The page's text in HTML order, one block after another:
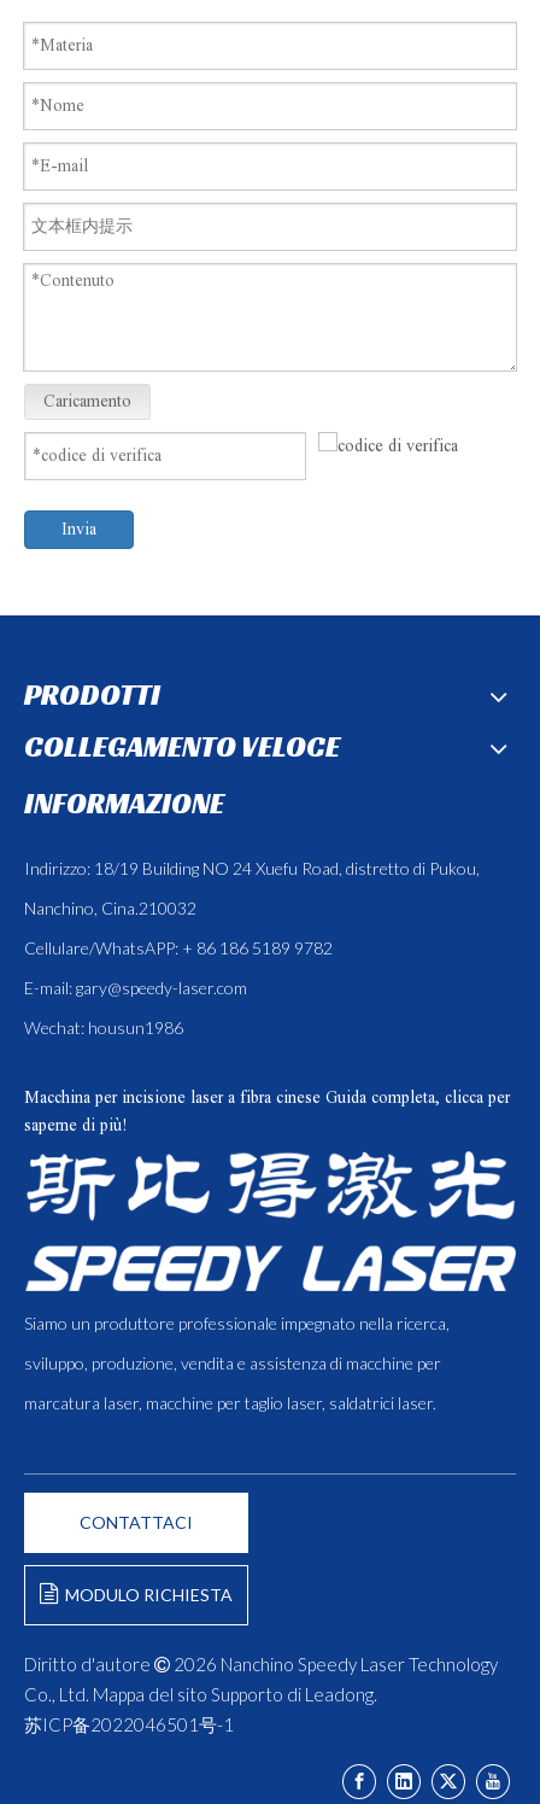
Caricamento
Invia
PRODOTTI
COLLEGAMENTO VELOCE
INFORMAZIONE
Indirizzo: 18/19 Building NO 24 Xuefu Road, distretto di Pukou,
Nanchino, Cina.210032
Cellulare/WhatsAPP: + 86 186 5189 9782
E-mail:gary@speedy-laser.com
Wechat: housun1986
Macchina per incisione laser a fibra cinese Guida completa, clicca per
saperne di più!
Siamo un produttore professionale impegnato nella ricerca,
sviluppo, produzione, vendita e assistenza di macchine per
marcatura laser, macchine per taglio laser, saldatrici laser.
CONTATTACI
MODULO RICHIESTA
Diritto d'autore  2026 Nanchino Speedy Laser Technology
Co., Ltd. Mappa del sito Supporto di Leadong.
苏ICP备2022046501号-1